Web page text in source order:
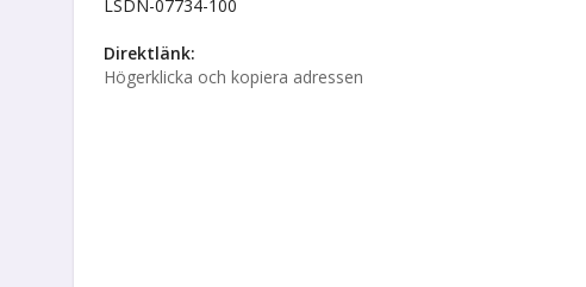
LSDN-07734-100
Direktlänk:
Högerklicka och kopiera adressen